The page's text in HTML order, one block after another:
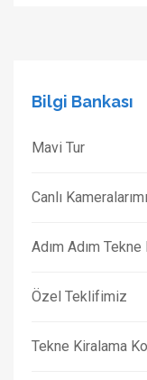
Bilgi Bankası
Mavi Tur
Canlı
Adım Adım
Özel Teklifimiz
Tekne Kiralama